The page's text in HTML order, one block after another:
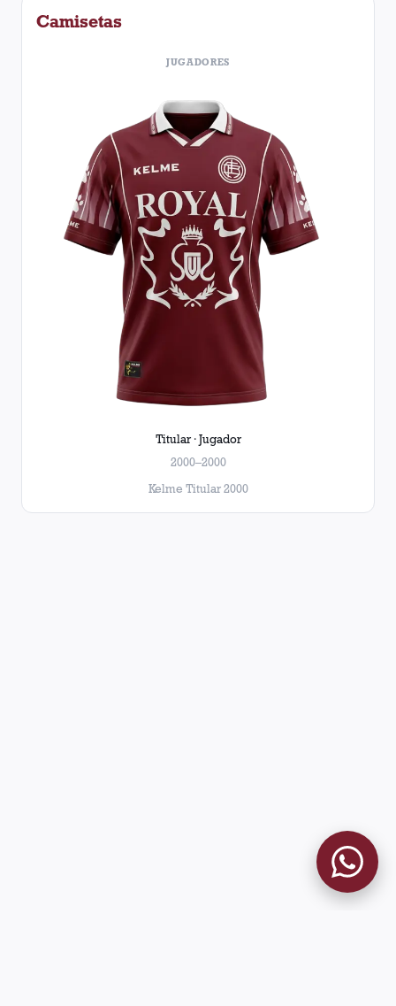
Camisetas
JUGADORES
Titular · Jugador
2000–2000
Kelme Titular 2000